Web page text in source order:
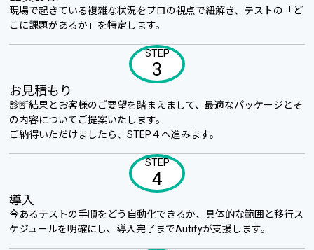
現場で起きている複雑な状況をプロの視点で紐解き、テストの「ど
こに課題があるか」を特定します。
STEP
3
お見積もり
診断結果とお客様のご要望を踏まえまして、最適なパッケージとそ
の内容についてご提案いたします。
ご納得いただけましたら、STEP４へ進みます。
STEP
4
導入
今あるテストの手順をどう自動化できるか、具体的な範囲と移行ス
ケジュールを明確にし、導入完了までAutifyが支援します。